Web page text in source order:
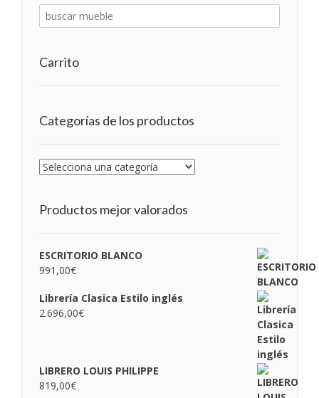
Carrito
Categorías de los productos
Productos mejor valorados
ESCRITORIO BLANCO
991,00€
Librería Clasica Estilo inglés
2.696,00€
LIBRERO LOUIS PHILIPPE
819,00€